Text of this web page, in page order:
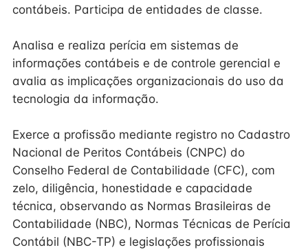
contábeis. Participa de entidades de classe.
Analisa e realiza perícia em sistemas de
informações contábeis e de controle gerencial e
avalia as implicações organizacionais do uso da
tecnologia da informação.
Exerce a profissão mediante registro no Cadastro
Nacional de Peritos Contábeis (CNPC) do
Conselho Federal de Contabilidade (CFC), com
zelo, diligência, honestidade e capacidade
técnica, observando as Normas Brasileiras de
Contabilidade (NBC), Normas Técnicas de Perícia
Contábil (NBC-TP) e legislações profissionais